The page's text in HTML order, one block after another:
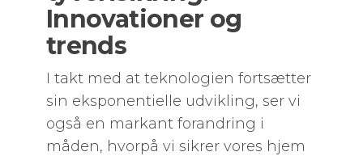
Innovationer og
trends
I takt med at teknologien fortsætter
sin eksponentielle udvikling, ser vi
også en markant forandring i
måden, hvorpå vi sikrer vores hjem